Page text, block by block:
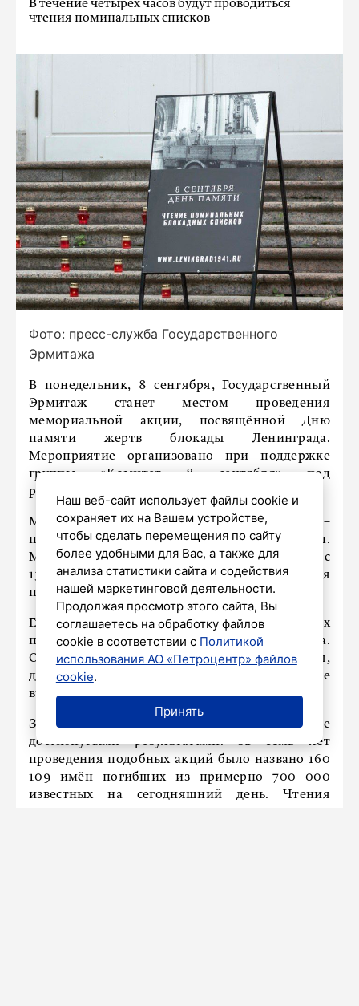
В течение четырех часов будут проводиться
чтения поминальных списков
Фото: пресс-служба Государственного
Эрмитажа
В понедельник, 8 сентября, Государственный
Эрмитаж станет местом проведения
мемориальной акции, посвящённой Дню
памяти жертв блокады Ленинграда.
Мероприятие организовано при поддержке
группы «Комитет 8 сентября» под
руководством историка Льва Лурье.
Место проведения памятной церемонии –
портик с атлантами Нового Эрмитажа (ул.
Миллионная, 35). В течение четырёх часов, с
13:00 до 17:00, будут проводиться чтения
поминальных списков.
Главная цель акции – увековечение памяти всех
погибших в период блокады Ленинграда.
Организаторы стремятся озвучить каждое имя,
даже если для этого потребуется длительное
время.
Значимость мероприятия подтверждается уже
достигнутыми результатами: за семь лет
проведения подобных акций было названо 160
109 имён погибших из примерно 700 000
известных на сегодняшний день. Чтения
Наш веб-сайт использует файлы cookie и
сохраняет их на Вашем устройстве,
чтобы сделать перемещения по сайту
более удобными для Вас, а также для
анализа статистики сайта и содействия
нашей маркетинговой деятельности.
Продолжая просмотр этого сайта, Вы
соглашаетесь на обработку файлов
cookie в соответствии с Политикой
использования АО «Петроцентр» файлов
cookie.
Принять